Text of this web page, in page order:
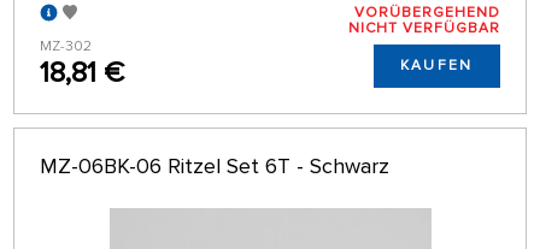
MZ-302
18,81 €
VORÜBERGEHEND
NICHT VERFÜGBAR
KAUFEN
MZ-06BK-06 Ritzel Set 6T - Schwarz